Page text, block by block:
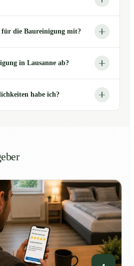
für die Baureinigung mit?
in Lausanne ab?
habe ich?